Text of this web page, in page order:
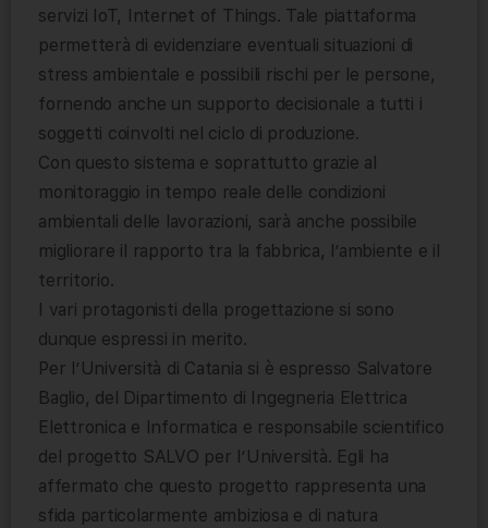
servizi IoT, Internet of Things. Tale piattaforma
permetterà di evidenziare eventuali situazioni di
stress ambientale e possibili rischi per le persone,
fornendo anche un supporto decisionale a tutti i
soggetti coinvolti nel ciclo di produzione.
Con questo sistema e soprattutto grazie al
monitoraggio in tempo reale delle condizioni
ambientali delle lavorazioni, sarà anche possibile
migliorare il rapporto tra la fabbrica, l’ambiente e il
territorio.
I vari protagonisti della progettazione si sono
dunque espressi in merito.
Per l’Università di Catania si è espresso Salvatore
Baglio, del Dipartimento di Ingegneria Elettrica
Elettronica e Informatica e responsabile scientifico
del progetto SALVO per l’Università. Egli ha
affermato che questo progetto rappresenta una
sfida particolarmente ambiziosa e di natura